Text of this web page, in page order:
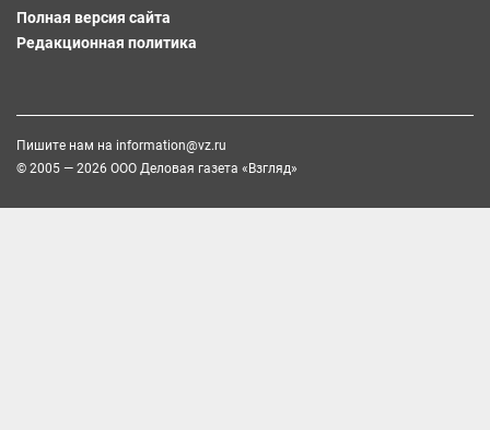
Полная версия сайта
Редакционная политика
Пишите нам на information@vz.ru
© 2005 — 2026 ООО Деловая газета «Взгляд»